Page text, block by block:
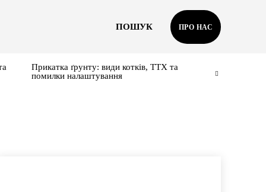
ПОШУК ПРО НАС
Прикатка ґрунту: види котків, ТТХ та
помилки налаштування